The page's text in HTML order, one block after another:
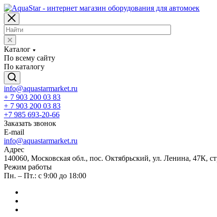
Каталог
По всему сайту
По каталогу
info@aquastarmarket.ru
+ 7 903 200 03 83
+ 7 903 200 03 83
+7 985 693-20-66
Заказать звонок
E-mail
info@aquastarmarket.ru
Адрес
140060, Московская обл., пос. Октябрьский, ул. Ленина, 47К,
Режим работы
Пн. – Пт.: с 9:00 до 18:00